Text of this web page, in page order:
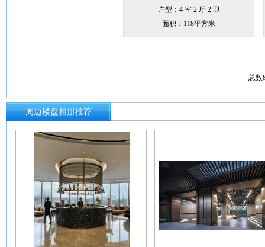
户型：4 室 2 厅 2 卫
面积：118平方米
总数
周边楼盘相册推荐